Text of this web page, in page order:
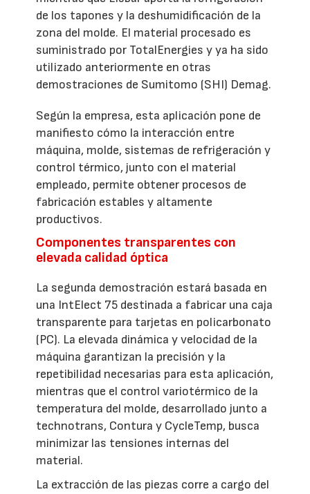
de los tapones y la deshumidificación de la
zona del molde. El material procesado es
suministrado por TotalEnergies y ya ha sido
utilizado anteriormente en otras
demostraciones de Sumitomo (SHI) Demag.
Según la empresa, esta aplicación pone de
manifiesto cómo la interacción entre
máquina, molde, sistemas de refrigeración y
control térmico, junto con el material
empleado, permite obtener procesos de
fabricación estables y altamente
productivos.
Componentes transparentes con
elevada calidad óptica
La segunda demostración estará basada en
una IntElect 75 destinada a fabricar una caja
transparente para tarjetas en policarbonato
(PC). La elevada dinámica y velocidad de la
máquina garantizan la precisión y la
repetibilidad necesarias para esta aplicación,
mientras que el control variotérmico de la
temperatura del molde, desarrollado junto a
technotrans, Contura y CycleTemp, busca
minimizar las tensiones internas del
material.
La extracción de las piezas corre a cargo del